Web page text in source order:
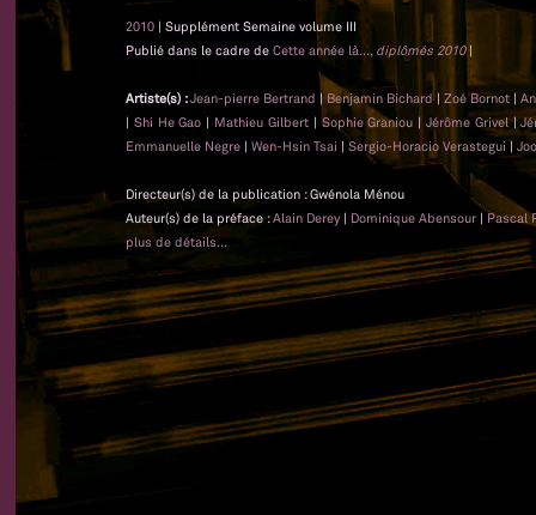
2010 | Supplément Semaine volume III
Publié dans le cadre de Cette année là..., diplômés 2010|
Artiste(s) :Jean-pierre Bertrand | Benjamin Bichard|Zoé Bornot |
| Shi He Gao | Mathieu Gilbert| Sophie Graniou | Jérôme Grivel|
Emmanuelle Negre | Wen-Hsin Tsai | Sergio-Horacio Verastegui|
Directeur(s) de la publication : Gwénola Ménou
Auteur(s) de la préface :Alain Derey | Dominique Abensour | Pascal
plus de détails...